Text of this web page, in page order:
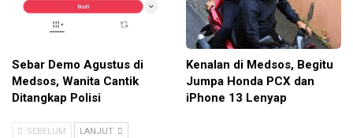
Sebar Demo Agustus di
Medsos, Wanita Cantik
Ditangkap Polisi
Kenalan di Medsos, Begitu
Jumpa Honda PCX dan
iPhone 13 Lenyap
SEBELUM LANJUT